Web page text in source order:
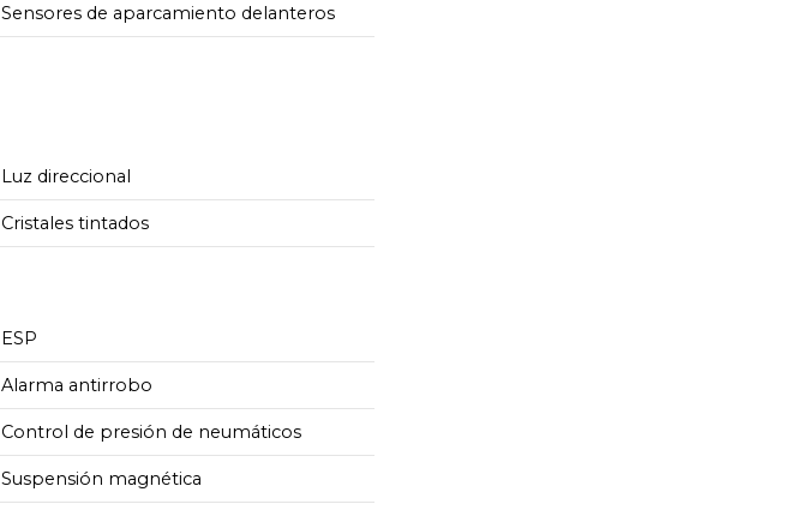
Sensores de aparcamiento delanteros
Luz direccional
Cristales tintados
ESP
Alarma antirrobo
Control de presión de neumáticos
Suspensión magnética